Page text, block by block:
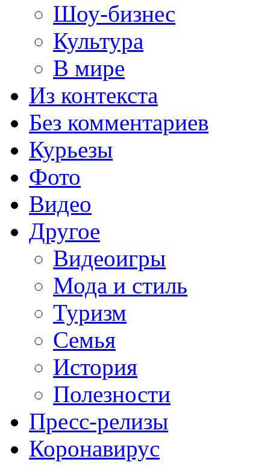
Шоу-бизнес
Культура
В мире
Из контекста
Без комментариев
Курьезы
Фото
Видео
Другое
Видеоигры
Мода и стиль
Туризм
Семья
История
Полезности
Пресс-релизы
Коронавирус